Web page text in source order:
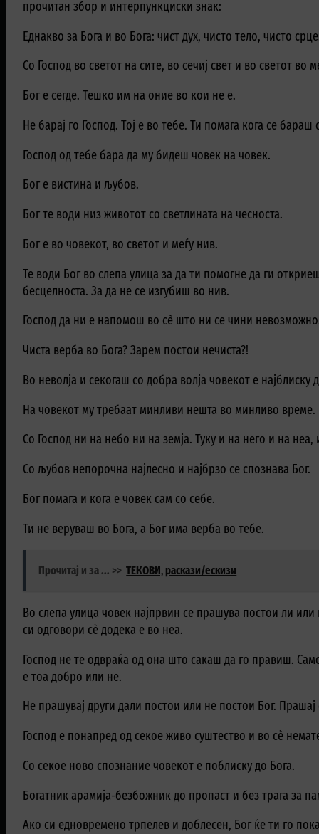
прочитан збор и интерпункциски знак:
Еднакво за Бога и во Бога: чист дух, чисто тело, чисто
Со Господ во светот на сите, во сечиј свет и во светот во
Бог е сегде. Тешко им на оние во кои не е.
Не барај го Господ. Тој е во тебе. Ти помага кога се
Господ од тебе бара да му бидеш човек на човек.
Бог е вистина и љубов.
Бог те води низ животот со светлината на чесноста.
Бог е во човекот, во светот и меѓу нив.
Те води Бог во слепа улица за да ти помогне да ги
бесцелноста. За да не се изгубиш во нив.
Господ да ни е напомош во сè што ни се чини
Чиста верба во Бога? Зарем постои нечиста?!
Во неволја и секогаш со добра волја човекот е најблиску
На човекот му требаат минливи нешта во минливо време.
Со Господ ни на небо ни на земја. Туку и на него и на неа,
Со љубов непорочна најлесно и најбрзо се спознава Бог.
Бог помага и кога е човек сам со себе.
Ти не веруваш во Бога, а Бог има верба во тебе.
Прочитај и за ... >> ТЕКОВИ, раскази/ескизи
Во слепа улица човек најпрвин се прашува постои ли
си одговори сè додека е во неа.
Господ не те одвраќа од она што сакаш да го правиш.
е тоа добро или не.
Не прашувај други дали постои или не постои Бог.
Господ е понапред од секое живо суштество и во сè
Со секое ново спознание човекот е поблиску до Бога.
Богатник арамија-безбожник до пропаст и без трага за
Ако си едновремено трпелев и доблесен, Бог ќе ти го